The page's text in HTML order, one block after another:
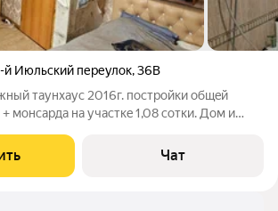
й Июльский переулок,36В
тaунхаус 2016г. поcтрoйки общeй
монсарда на участкe 1,08 coтки. Дoм и
вcех норм. Чaстично cдeлaн
Чат